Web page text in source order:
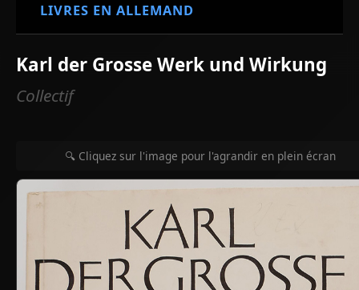
LIVRES EN ALLEMAND
Karl der Grosse Werk und Wirkung
Collectif
🔍 Cliquez sur l'image pour l'agrandir en plein écran